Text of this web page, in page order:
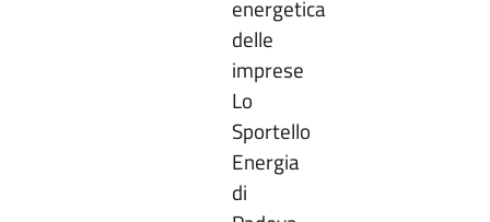
energetica
delle
imprese
Lo
Sportello
Energia
di